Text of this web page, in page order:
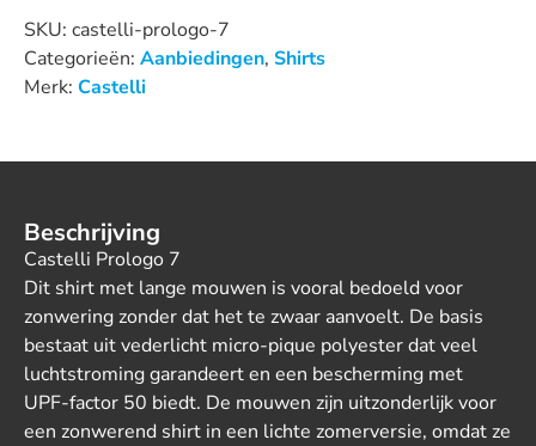
SKU: castelli-prologo-7
Categorieën: Aanbiedingen, Shirts
Merk: Castelli
Beschrijving
Castelli Prologo 7
Dit shirt met lange mouwen is vooral bedoeld voor
zonwering zonder dat het te zwaar aanvoelt. De basis
bestaat uit vederlicht micro-pique polyester dat veel
luchtstroming garandeert en een bescherming met
UPF-factor 50 biedt. De mouwen zijn uitzonderlijk voor
een zonwerend shirt in een lichte zomerversie, omdat ze